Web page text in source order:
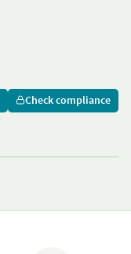
Check compliance